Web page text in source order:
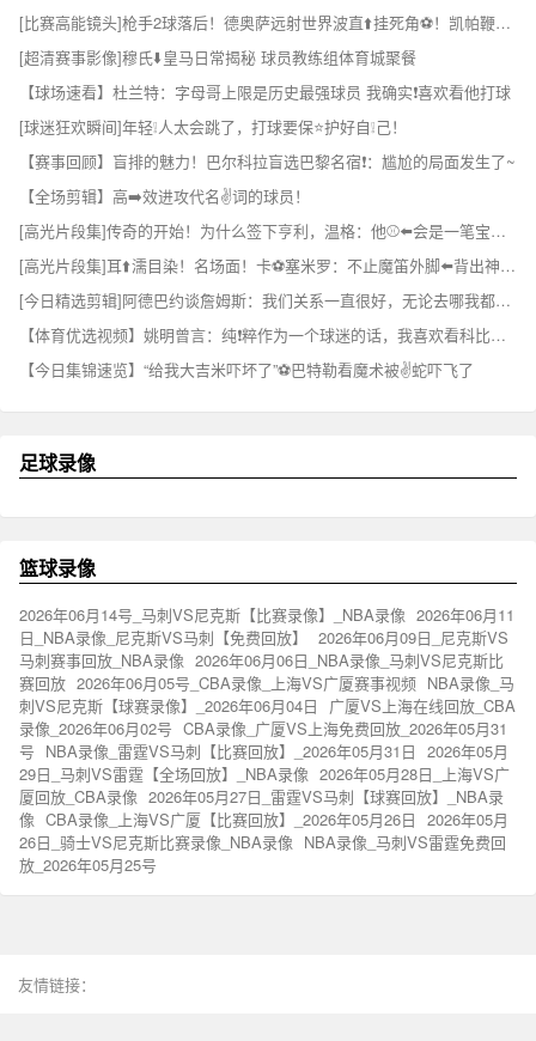
[比赛高能镜头]枪手2球落后！德奥萨远射世界波直⬆️挂死角⚽！凯帕鞭长莫及！！
[超清赛事影像]穆氏⬇️皇马日常揭秘 球员教练组体育城聚餐
【球场速看】杜兰特：字母哥上限是历史最强球员 我确实❗喜欢看他打球
[球迷狂欢瞬间]年轻❕人太会跳了，打球要保⭐护好自❕己！
【赛事回顾】盲排的魅力！巴尔科拉盲选巴黎名宿❗：尴尬的局面发生了~
【全场剪辑】高➡️效进攻代名✌️词的球员！
[高光片段集]传奇的开始！为什么签下亨利，温格：他⚾⬅️会是一笔宝贵的财富！
[高光片段集]耳⬆️濡目染！名场面！卡⚽塞米罗：不止魔笛外脚⬅️背出神入化！
[今日精选剪辑]阿德巴约谈詹姆斯：我们关系一直很好，无论去哪我都会祝⬆️福他！
【体育优选视频】姚明曾言：纯❗粹作为一个球迷的话，我喜欢看科比打球！
【今日集锦速览】“给我大吉米吓坏了”⚽巴特勒看魔术被✌️蛇吓飞了
足球录像
篮球录像
2026年06月14号_马刺VS尼克斯【比赛录像】_NBA录像 2026年06月11
日_NBA录像_尼克斯VS马刺【免费回放】
2026年06月09日_尼克斯VS
马刺赛事回放_NBA录像 2026年06月06日_NBA录像_马刺VS尼克斯比
赛回放 2026年06月05号_CBA录像_上海VS广厦赛事视频 NBA录像_马
刺VS尼克斯【球赛录像】_2026年06月04日
广厦VS上海在线回放_CBA
录像_2026年06月02号 CBA录像_广厦VS上海免费回放_2026年05月31
号 NBA录像_雷霆VS马刺【比赛回放】_2026年05月31日 2026年05月
29日_马刺VS雷霆【全场回放】_NBA录像 2026年05月28日_上海VS广
厦回放_CBA录像 2026年05月27日_雷霆VS马刺【球赛回放】_NBA录
像 CBA录像_上海VS广厦【比赛回放】_2026年05月26日 2026年05月
26日_骑士VS尼克斯比赛录像_NBA录像 NBA录像_马刺VS雷霆免费回
放_2026年05月25号
友情链接：